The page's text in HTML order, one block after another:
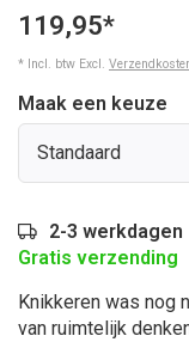
119,95*
* Incl. btw Excl.
Maak een keuze
Standaard
2-3 werkdagen
Gratis verzending
Knikkeren was nog
van ruimtelijk